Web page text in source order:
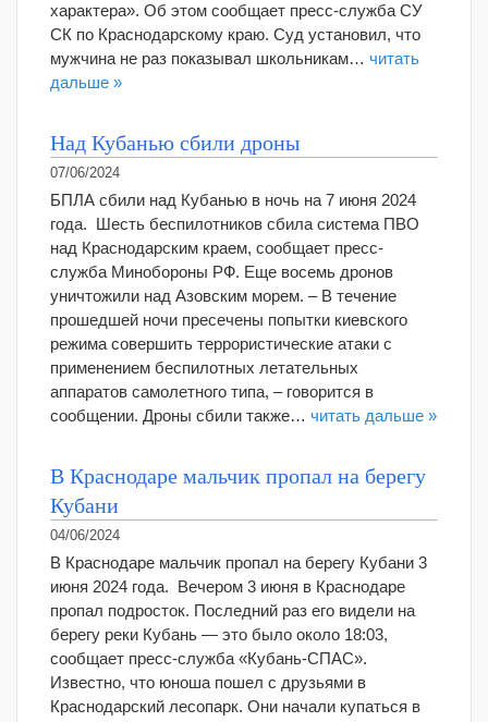
характера». Об этом сообщает пресс-служба СУ
СК по Краснодарскому краю. Суд установил, что
мужчина не раз показывал школьникам… читать
дальше »
Над Кубанью сбили дроны
07/06/2024
БПЛА сбили над Кубанью в ночь на 7 июня 2024
года. Шесть беспилотников сбила система ПВО
над Краснодарским краем, сообщает пресс-
служба Минобороны РФ. Еще восемь дронов
уничтожили над Азовским морем. – В течение
прошедшей ночи пресечены попытки киевского
режима совершить террористические атаки с
применением беспилотных летательных
аппаратов самолетного типа, – говорится в
сообщении. Дроны сбили также… читать дальше »
В Краснодаре мальчик пропал на берегу
Кубани
04/06/2024
В Краснодаре мальчик пропал на берегу Кубани 3
июня 2024 года. Вечером 3 июня в Краснодаре
пропал подросток. Последний раз его видели на
берегу реки Кубань — это было около 18:03,
сообщает пресс-служба «Кубань-СПАС».
Известно, что юноша пошел с друзьями в
Краснодарский лесопарк. Они начали купаться в